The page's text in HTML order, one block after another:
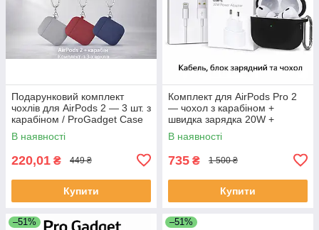
Подарунковий комплект
чохлів для AirPods 2 — 3 шт. з
карабіном / ProGadget Case
Set
В наявності
220,01 ₴ 449 ₴
Купити
Комплект для AirPods Pro 2
— чохол з карабіном +
швидка зарядка 20W +
кабель Lightning
В наявності
735 ₴ 1 500 ₴
Купити
–51% –51%